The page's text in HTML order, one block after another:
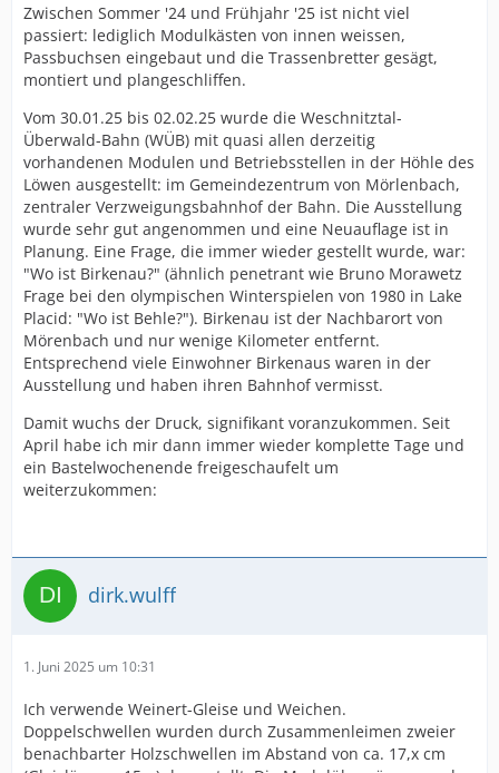
Zwischen Sommer '24 und Frühjahr '25 ist nicht viel
passiert: lediglich Modulkästen von innen weissen,
Passbuchsen eingebaut und die Trassenbretter gesägt,
montiert und plangeschliffen.
Vom 30.01.25 bis 02.02.25 wurde die Weschnitztal-
Überwald-Bahn (WÜB) mit quasi allen derzeitig
vorhandenen Modulen und Betriebsstellen in der Höhle des
Löwen ausgestellt: im Gemeindezentrum von Mörlenbach,
zentraler Verzweigungsbahnhof der Bahn. Die Ausstellung
wurde sehr gut angenommen und eine Neuauflage ist in
Planung. Eine Frage, die immer wieder gestellt wurde, war:
"Wo ist Birkenau?" (ähnlich penetrant wie Bruno Morawetz
Frage bei den olympischen Winterspielen von 1980 in Lake
Placid: "Wo ist Behle?"). Birkenau ist der Nachbarort von
Mörenbach und nur wenige Kilometer entfernt.
Entsprechend viele Einwohner Birkenaus waren in der
Ausstellung und haben ihren Bahnhof vermisst.
Damit wuchs der Druck, signifikant voranzukommen. Seit
April habe ich mir dann immer wieder komplette Tage und
ein Bastelwochenende freigeschaufelt um
weiterzukommen:
dirk.wulff
1. Juni 2025 um 10:31
Ich verwende Weinert-Gleise und Weichen.
Doppelschwellen wurden durch Zusammenleimen zweier
benachbarter Holzschwellen im Abstand von ca. 17,x cm